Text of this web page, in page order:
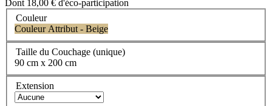
Dont 18,00 € d'éco-participation
Couleur
Couleur Attribut - Beige
Taille du Couchage (unique)
90 cm x 200 cm
Extension